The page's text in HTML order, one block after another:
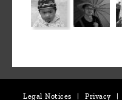
Legal Notices Privacy